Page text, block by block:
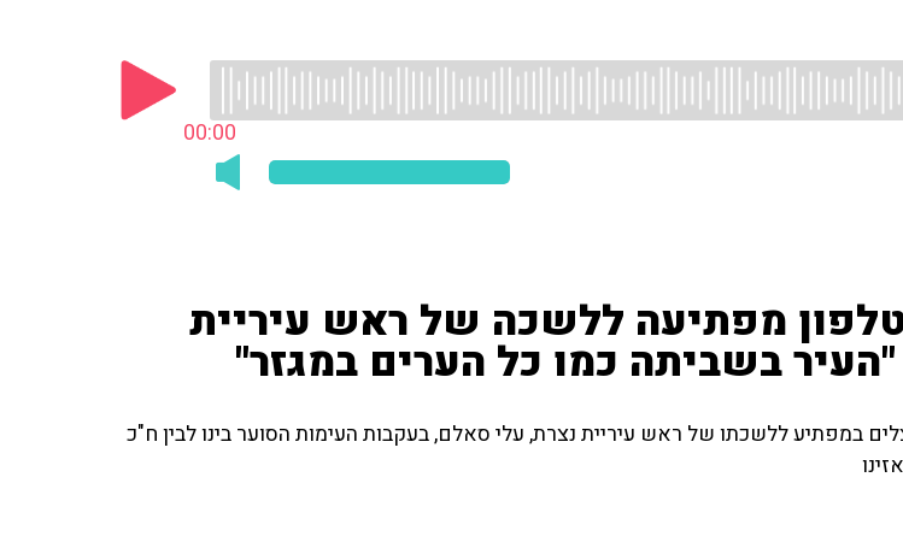
00:00
מפתיעה ללשכה של ראש עיריית
בשביתה כמו כל הערים במגזר"
במפתיע ללשכתו של ראש עיריית נצרת, עלי סאלם, בעקבות העימות הסוער בינו לבין ח"כ